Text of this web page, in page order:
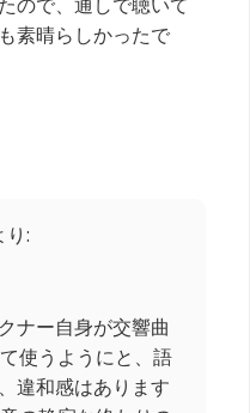
ので、通しで聴いて
素晴らしかったで
り:
ナー自身が交響曲
使うようにと、語
違和感はあります